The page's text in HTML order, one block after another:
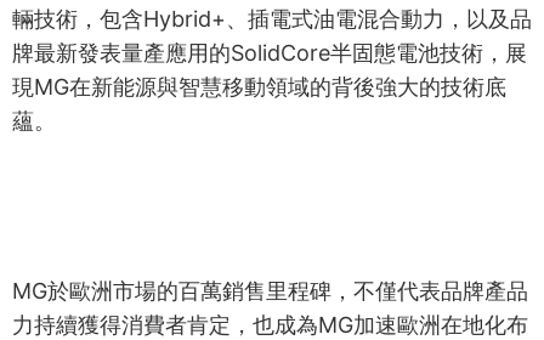
輛技術，包含Hybrid+、插電式油電混合動力，以及品
牌最新發表量產應用的SolidCore半固態電池技術，展
現MG在新能源與智慧移動領域的背後強大的技術底
蘊。
MG於歐洲市場的百萬銷售里程碑，不僅代表品牌產品
力持續獲得消費者肯定，也成為MG加速歐洲在地化布